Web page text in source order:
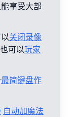
享受大部
关闭录像
也可以玩家
最简键盘作
自动加魔法